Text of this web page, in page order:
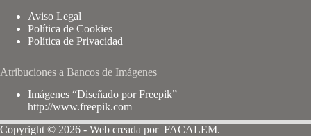
Aviso Legal
Política de Cookies
Política de Privacidad
Atribuciones a Bancos de Imágenes
Imágenes “Diseñado por Freepik”
http://www.freepik.com
Copyright © 2026 - Web creada por FACALEM.